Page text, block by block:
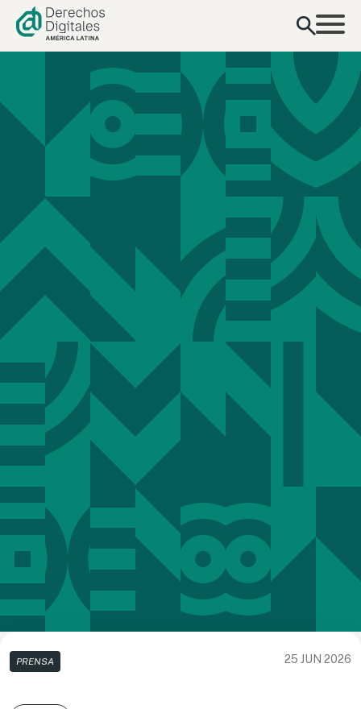
contenido
PRENSA 25 JUN 2026